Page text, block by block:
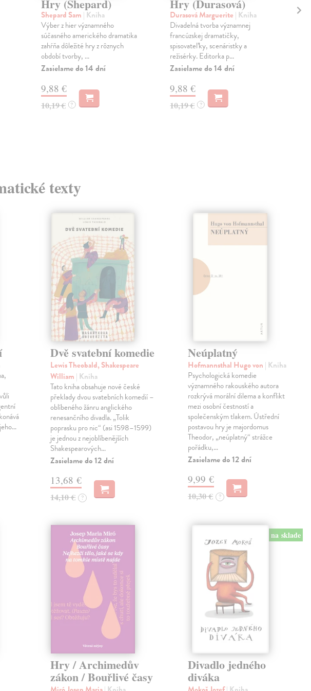
Hry (Shepard)
Shepard Sam | Kniha
Výber z hier významného
súčasného amerického dramatika
zahŕňa dôležité hry z rôznych
období tvorby, ...
Zasielame do 14 dní
9,88 €
10,19 € ?
Hry (Durasová)
Durasová Marguerite | Kniha
Divadelná tvorba významnej
francúzskej dramatičky,
spisovateľky, scenáristky a
režisérky. Editorka p...
Zasielame do 14 dní
9,88 €
10,19 € ?
texty
Dvě svatební komedie
Lewis Theobald, Shakespeare
William | Kniha
Tato kniha obsahuje nové české
překlady dvou svatebních komedií –
oblíbeného žánru anglického
renesančního divadla. „Tolik
poprasku pro nic“ (asi 1598–1599)
je jednou z nejoblíbenějších
Shakespearových…
Zasielame do 12 dní
13,68 €
14,10 € ?
Neúplatný
Hofmannsthal Hugo von | Kniha
Psychologická komedie
významného rakouského autora
rozkrývá morální dilema a konflikt
mezi osobní čestností a
společenským tlakem. Ústřední
postavou hry je majordomus
Theodor, „neúplatný“ strážce
pořádku,…
Zasielame do 12 dní
9,99 €
10,30 € ?
Hry / Archimedův
zákon / Bouřlivé časy
na sklade
Divadlo jedného
diváka